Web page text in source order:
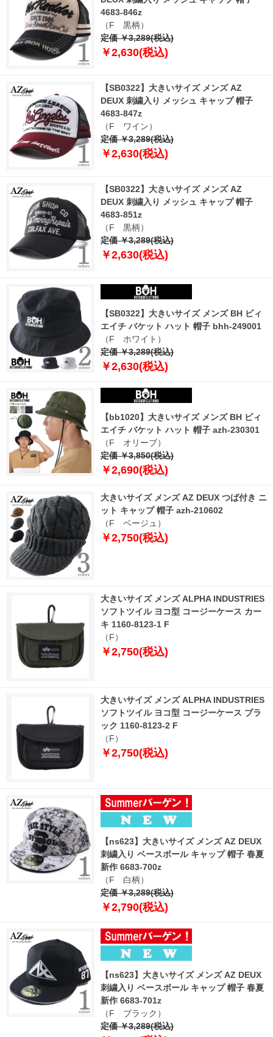
4683-846z
（F 黒柄）
定価 ￥3,289(税込)
￥2,630(税込)
【SB0322】大きいサイズ メンズ AZ
DEUX 刺繍入り メッシュ キャップ 帽子
4683-847z
（F ワイン）
定価 ￥3,289(税込)
￥2,630(税込)
【SB0322】大きいサイズ メンズ AZ
DEUX 刺繍入り メッシュ キャップ 帽子
4683-851z
（F 黒柄）
定価 ￥3,289(税込)
￥2,630(税込)
【SB0322】大きいサイズ メンズ BH ビィ
エイチ バケット ハット 帽子 bhh-249001
（F ホワイト）
定価 ￥3,289(税込)
￥2,630(税込)
【bb1020】大きいサイズ メンズ BH ビィ
エイチ バケット ハット 帽子 azh-230301
（F オリーブ）
定価 ￥3,850(税込)
￥2,690(税込)
大きいサイズ メンズ AZ DEUX つば付き ニ
ット キャップ 帽子 azh-210602
（F ベージュ）
￥2,750(税込)
大きいサイズ メンズ ALPHA INDUSTRIES
ソフトツイル ヨコ型 コージーケース カー
キ 1160-8123-1 F
（F）
￥2,750(税込)
大きいサイズ メンズ ALPHA INDUSTRIES
ソフトツイル ヨコ型 コージーケース ブラ
ック 1160-8123-2 F
（F）
￥2,750(税込)
【ns623】大きいサイズ メンズ AZ DEUX
刺繍入り ベースボール キャップ 帽子 春夏
新作 6683-700z
（F 白柄）
定価 ￥3,289(税込)
￥2,790(税込)
【ns623】大きいサイズ メンズ AZ DEUX
刺繍入り ベースボール キャップ 帽子 春夏
新作 6683-701z
（F ブラック）
定価 ￥3,289(税込)